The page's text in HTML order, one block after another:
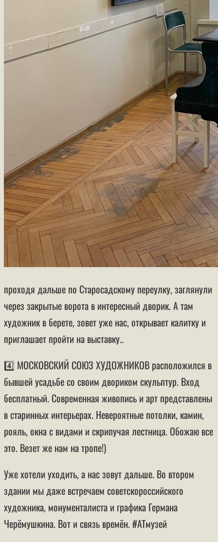
проходя дальше по Старосадскому переулку, заглянули
через закрытые ворота в интересный дворик. А там
художник в берете, зовет уже нас, открывает калитку и
приглашает пройти на выставку..
4️⃣ МОСКОВСКИЙ СОЮЗ ХУДОЖНИКОВ расположился в
бывшей усадьбе со своим двориком скульптур. Вход
бесплатный. Современная живопись и арт представлены
в старинных интерьерах. Невероятные потолки, камин,
рояль, окна с видами и скрипучая лестница. Обожаю все
это. Везет же нам на тропе!)
Уже хотели уходить, а нас зовут дальше. Во втором
здании мы даже встречаем советскороссийского
художника, монументалиста и графика Германа
Черёмушкина. Вот и связь времён. #АТмузей